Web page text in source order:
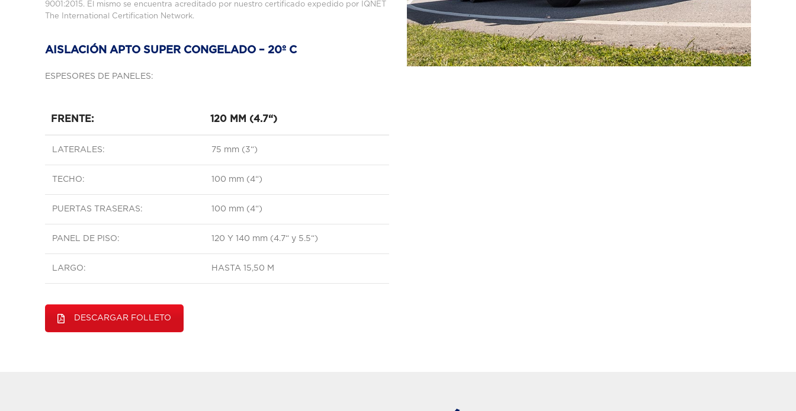
9001:2015. El mismo se encuentra acreditado por nuestro certificado expedido por IQNET
The International Certification Network.
AISLACIÓN APTO SUPER CONGELADO – 20º C
ESPESORES DE PANELES:
FRENTE: 120 MM (4.7“)
LATERALES: 75 mm (3“)
TECHO: 100 mm (4“)
PUERTAS TRASERAS: 100 mm (4“)
PANEL DE PISO: 120 Y 140 mm (4.7“ y 5.5“)
LARGO: HASTA 15,50 M
DESCARGAR FOLLETO